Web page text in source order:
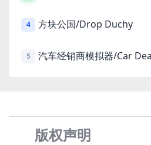
4 方块公国/Drop Duchy
5 汽车经销商模拟器/Car
版权声明